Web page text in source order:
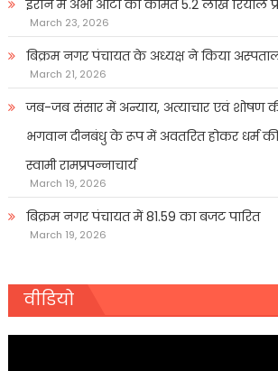
ईरान में अभी आटा की कीमत 5.2 लाख रियाल
March 23, 2026
बिक्रम नगर पंचायत के अध्यक्ष ने किया
March 21, 2026
जब-जब संसार में अन्याय, अत्याचार एवं शोषण
भगवान दीनबंधु के रूप में अवतरित होकर धर्म
स्वामी रामप्रपन्नाचार्य
March 19, 2026
बिक्रम नगर पंचायत में 81.59 का बजट पारित
March 19, 2026
वीडियो